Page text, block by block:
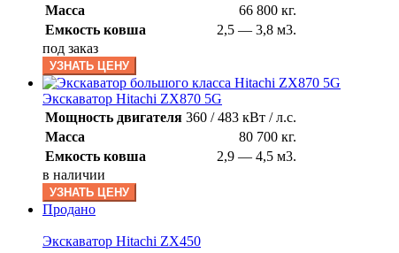
Масса
66 800 кг.
Емкость ковша
2,5 — 3,8 м3.
под заказ
УЗНАТЬ ЦЕНУ
Экскаватор Hitachi ZX870 5G
Мощность двигателя 360 / 483 кВт / л.с.
Масса
80 700 кг.
Емкость ковша
2,9 — 4,5 м3.
в наличии
УЗНАТЬ ЦЕНУ
Продано
Экскаватор Hitachi ZX450